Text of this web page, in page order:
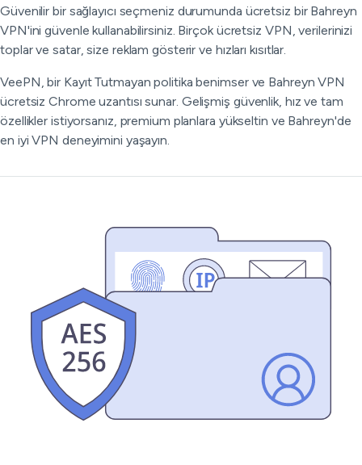
Güvenilir bir sağlayıcı seçmeniz durumunda ücretsiz bir Bahreyn
VPN'ini güvenle kullanabilirsiniz. Birçok ücretsiz VPN, verilerinizi
toplar ve satar, size reklam gösterir ve hızları kısıtlar.
VeePN, bir Kayıt Tutmayan politika benimser ve Bahreyn VPN
ücretsiz Chrome uzantısı sunar. Gelişmiş güvenlik, hız ve tam
özellikler istiyorsanız, premium planlara yükseltin ve Bahreyn'de
en iyi VPN deneyimini yaşayın.